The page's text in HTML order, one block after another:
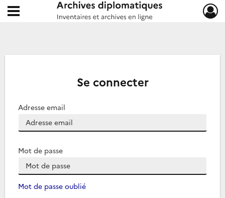
Archives diplomatiques
Ouvrir le menu déroulant
Se connecter
Adresse email
Mot de passe
Mot de passe oublié